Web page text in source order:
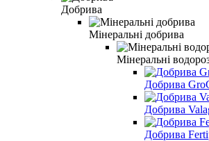
Добрива
Мінеральні добрива
Мінеральні
Добрива
Добрива
Добрива